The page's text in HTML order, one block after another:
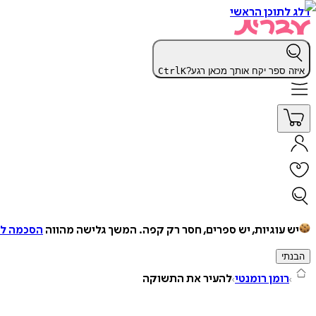
דלג לתוכן הראשי
איזה ספר יקח אותך מכאן רגע? CtrlK
יש עוגיות, יש ספרים, חסר רק קפה. המשך גלישה מהווה הסכמה
הבנתי
רומן רומנטי להעיר את התשוקה